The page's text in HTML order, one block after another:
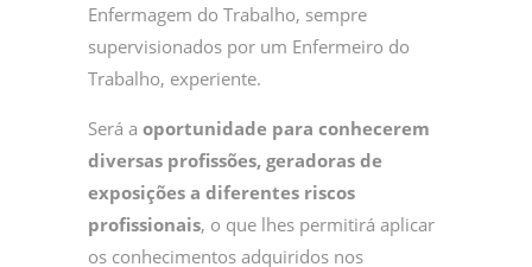
Enfermagem do Trabalho, sempre
supervisionados por um Enfermeiro do
Trabalho, experiente.
Será a oportunidade para conhecerem
diversas profissões, geradoras de
exposições a diferentes riscos
profissionais, o que lhes permitirá aplicar
os conhecimentos adquiridos nos